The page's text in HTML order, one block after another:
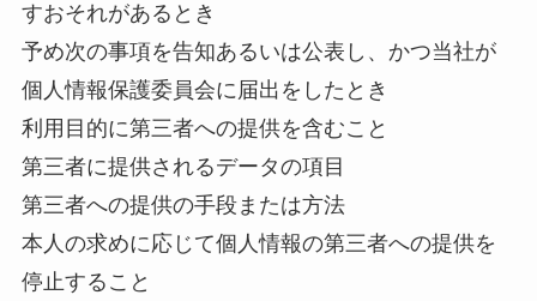
すおそれがあるとき
予め次の事項を告知あるいは公表し、かつ当社が
個人情報保護委員会に届出をしたとき
利用目的に第三者への提供を含むこと
第三者に提供されるデータの項目
第三者への提供の手段または方法
本人の求めに応じて個人情報の第三者への提供を
停止すること